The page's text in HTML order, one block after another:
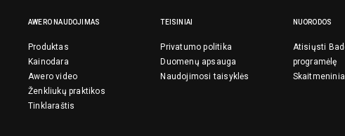
AWERO NAUDOJIMAS
Produktas
Kainodara
Awero video
Ženkliukų praktikos
Tinklaraštis
TEISINIAI
Privatumo politika
Duomenų apsauga
Naudojimosi taisyklės
NUORODOS
Atisiųsti
programėlę